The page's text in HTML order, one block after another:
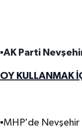
▪️AK Parti
OY KULLANMAK
▪️MHP'de Nevşehir